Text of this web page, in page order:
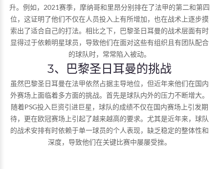
升。例如，2021赛季，摩纳哥和里昂分别排在了法甲的第二和第四
位，这证明了他们不仅在人员投入上有所增加，也在战术上逐步摸
索出了适合自己的打法。相比之下，巴黎圣日耳曼的战术层面有时
显得过于依赖明星球员，导致他们在面对这些有组织且有团队配合
的球队时，常常陷入被动。
3、巴黎圣日耳曼的挑战
虽然巴黎圣日耳曼在法甲依然占据主导地位，但近年来他们在国内
外赛场上面临着多方面的挑战。首先是球队内外的压力不断增大。
随着PSG投入巨资引进巨星，球队的成绩不仅在国内赛场上引发期
待，更在欧冠赛场上引起了越来越高的要求。尤其是近年来，球队
的战术安排有时依赖于单一球员的个人表现，缺乏稳定的整体性和
深度，导致他们在关键比赛中屡屡受挫。